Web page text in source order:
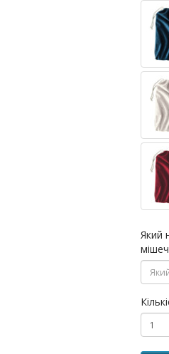
Який